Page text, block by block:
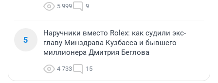
5 999 9
5
Наручники вместо Rolex: как судили экс-
главу Минздрава Кузбасса и бывшего
миллионера Дмитрия Беглова
4 733 15